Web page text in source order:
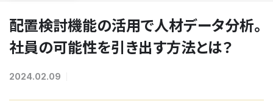
配置検討機能の活用で人材データ分析。
社員の可能性を引き出す方法とは？
2024.02.09